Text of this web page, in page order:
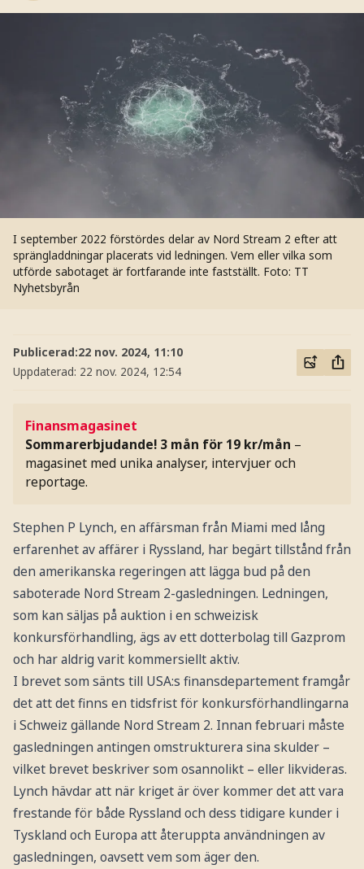
I september 2022 förstördes delar av Nord Stream 2 efter att
sprängladdningar placerats vid ledningen. Vem eller vilka som
utförde sabotaget är fortfarande inte fastställt. Foto: TT
Nyhetsbyrån
Publicerad:22 nov. 2024, 11:10
Uppdaterad: 22 nov. 2024, 12:54
Finansmagasinet
Sommarerbjudande! 3 mån för 19 kr/mån –
magasinet med unika analyser, intervjuer och
reportage.
Stephen P Lynch, en affärsman från Miami med lång
erfarenhet av affärer i Ryssland, har begärt tillstånd från
den amerikanska regeringen att lägga bud på den
saboterade Nord Stream 2-gasledningen. Ledningen,
som kan säljas på auktion i en schweizisk
konkursförhandling, ägs av ett dotterbolag till Gazprom
och har aldrig varit kommersiellt aktiv.
I brevet som sänts till USA:s finansdepartement framgår
det att det finns en tidsfrist för konkursförhandlingarna
i Schweiz gällande Nord Stream 2. Innan februari måste
gasledningen antingen omstrukturera sina skulder –
vilket brevet beskriver som osannolikt – eller likvideras.
Lynch hävdar att när kriget är över kommer det att vara
frestande för både Ryssland och dess tidigare kunder i
Tyskland och Europa att återuppta användningen av
gasledningen, oavsett vem som äger den.